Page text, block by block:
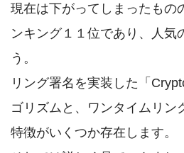
現在は下がってしまったもの
ンキング１１位であり、人気
う。
リング署名を実装した「
ゴリズムと、ワンタイムリン
特徴がいくつか存在します。